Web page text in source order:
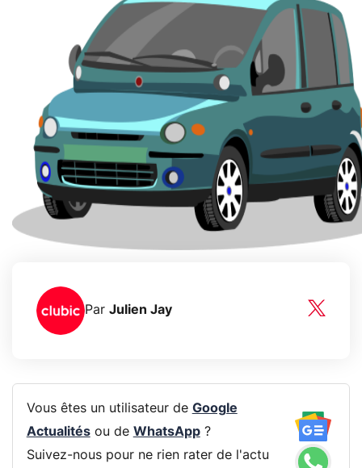
Par Julien Jay
Vous êtes un utilisateur de Google
Actualitésou de WhatsApp?
Suivez-nous pour ne rien rater de l'actu